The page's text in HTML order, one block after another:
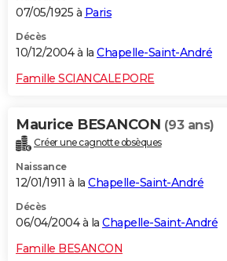
07/05/1925 à Paris
Décès
10/12/2004 à la Chapelle-Saint-André
Famille SCIANCALEPORE
Maurice BESANCON (93 ans)
Créer une cagnotte obsèques
Naissance
12/01/1911 à la Chapelle-Saint-André
Décès
06/04/2004 à la Chapelle-Saint-André
Famille BESANCON